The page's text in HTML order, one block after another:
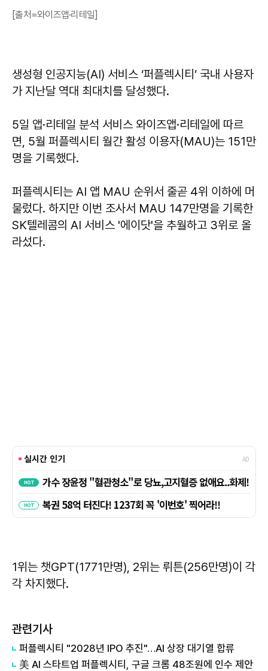
[출처=와이즈앱·리테일]
생성형 인공지능(AI) 서비스 ‘퍼플렉시티’ 국내 사용자
가 지난달 역대 최대치를 달성했다.
5일 앱·리테일 분석 서비스 와이즈앱·리테일에 따르
면, 5월 퍼플렉시티 월간 활성 이용자(MAU)는 151만
명을 기록했다.
퍼플렉시티는 AI 앱 MAU 순위서 줄곧 4위 이하에 머
물렀다. 하지만 이번 조사서 MAU 147만명을 기록한
SK텔레콤의 AI 서비스 '에이닷'을 추월하고 3위로 올
라섰다.
1위는 챗GPT(1771만명), 2위는 뤼튼(256만명)이 각
각 차지했다.
관련기사
퍼플렉시티 "2028년 IPO 추진"…AI 상장 대기열 합류
美 AI 스타트업 퍼플렉시티, 구글 크롬 48조원에 인수 제안